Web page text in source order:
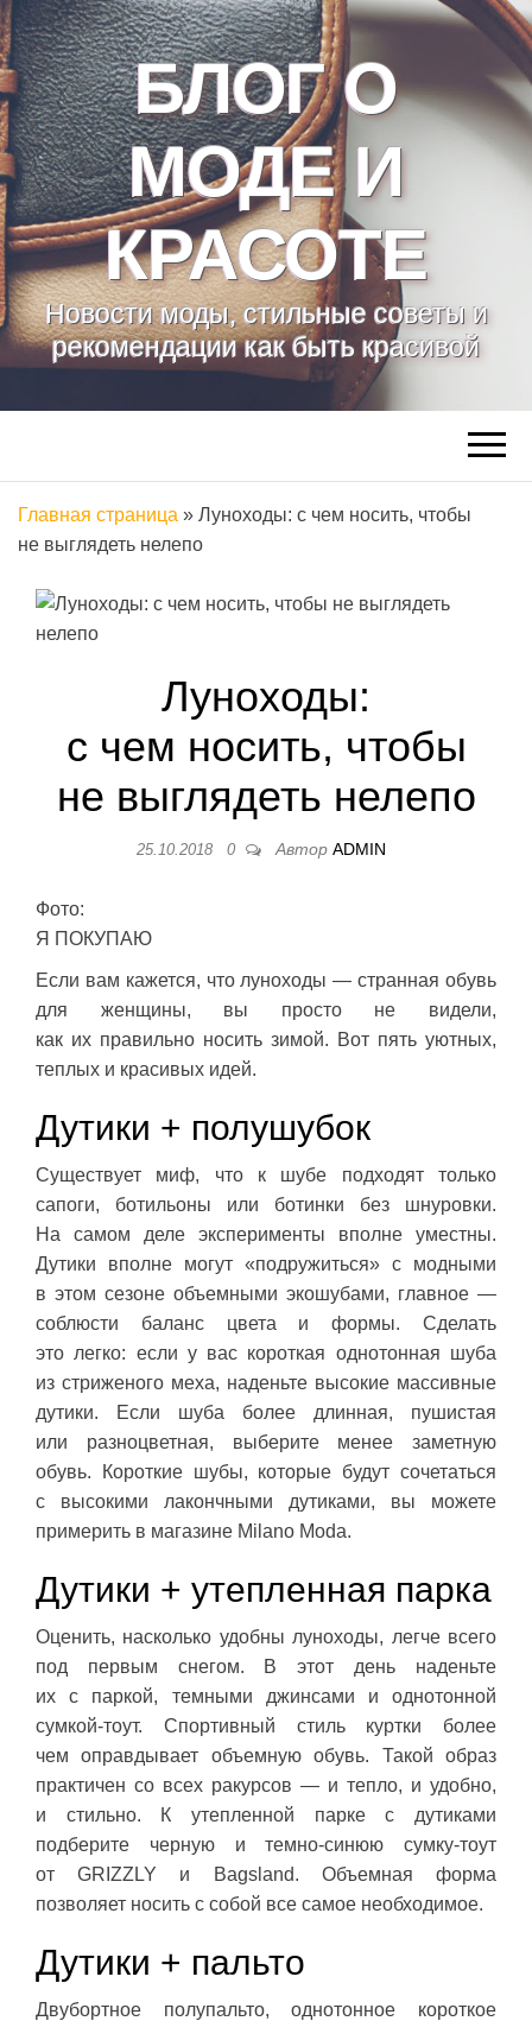
БЛОГ О
МОДЕ И
КРАСОТЕ
Новости моды, стильные советы и
рекомендации как быть красивой
Главная страница » Луноходы: с чем носить, чтобы
не выглядеть нелепо
Луноходы:
с чем носить, чтобы
не выглядеть нелепо
25.10.2018 0 Автор ADMIN
Фото:
Я ПОКУПАЮ
Если вам кажется, что луноходы — странная обувь
для женщины, вы просто не видели,
как их правильно носить зимой. Вот пять уютных,
теплых и красивых идей.
Дутики + полушубок
Существует миф, что к шубе подходят только
сапоги, ботильоны или ботинки без шнуровки.
На самом деле эксперименты вполне уместны.
Дутики вполне могут «подружиться» с модными
в этом сезоне объемными экошубами, главное —
соблюсти баланс цвета и формы. Сделать
это легко: если у вас короткая однотонная шуба
из стриженого меха, наденьте высокие массивные
дутики. Если шуба более длинная, пушистая
или разноцветная, выберите менее заметную
обувь. Короткие шубы, которые будут сочетаться
с высокими лакончными дутиками, вы можете
примерить в магазине Milano Moda.
Дутики + утепленная парка
Оценить, насколько удобны луноходы, легче всего
под первым снегом. В этот день наденьте
их с паркой, темными джинсами и однотонной
сумкой-тоут. Спортивный стиль куртки более
чем оправдывает объемную обувь. Такой образ
практичен со всех ракурсов — и тепло, и удобно,
и стильно. К утепленной парке с дутиками
подберите черную и темно-синюю сумку-тоут
от GRIZZLY и Bagsland. Объемная форма
позволяет носить с собой все самое необходимое.
Дутики + пальто
Двубортное полупальто, однотонное короткое